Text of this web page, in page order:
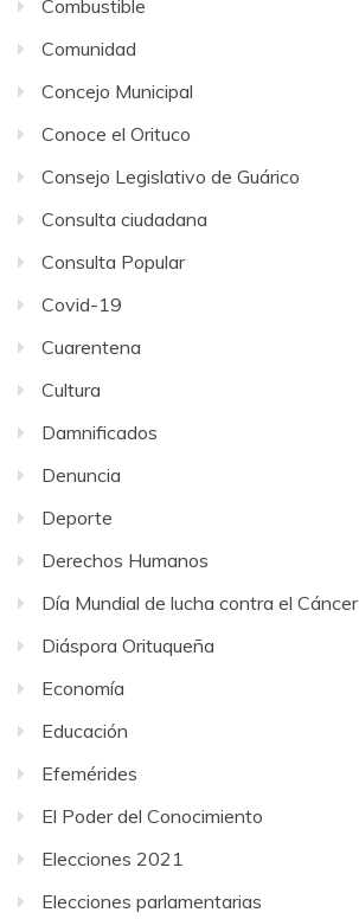
Combustible
Comunidad
Concejo Municipal
Conoce el Orituco
Consejo Legislativo de Guárico
Consulta ciudadana
Consulta Popular
Covid-19
Cuarentena
Cultura
Damnificados
Denuncia
Deporte
Derechos Humanos
Día Mundial de lucha contra el Cáncer
Diáspora Orituqueña
Economía
Educación
Efemérides
El Poder del Conocimiento
Elecciones 2021
Elecciones parlamentarias